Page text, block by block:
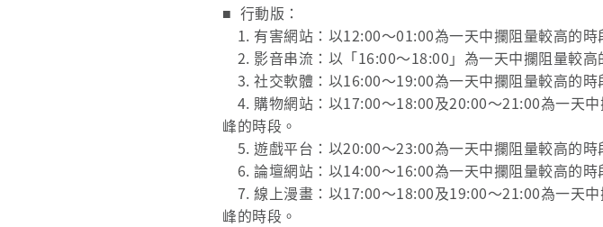
■ 行動版：
1. 有害網站：以12:00～01:00為一天中攔阻量較高的
2. 影音串流：以「16:00～18:00」為一天中攔阻量較高
3. 社交軟體：以16:00～19:00為一天中攔阻量較高的
4. 購物網站：以17:00～18:00及20:00～21:00為一天
峰的時段。
5. 遊戲平台：以20:00～23:00為一天中攔阻量較高的
6. 論壇網站：以14:00～16:00為一天中攔阻量較高的
7. 線上漫畫：以17:00～18:00及19:00～21:00為一天
峰的時段。